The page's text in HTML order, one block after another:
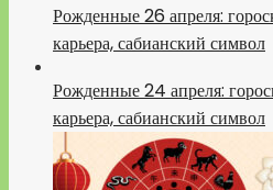
Рожденные 26 апреля:
карьера, сабианский символ
Рожденные 24 апреля:
карьера, сабианский символ